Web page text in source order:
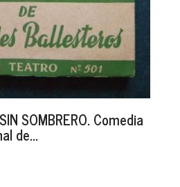
SOMBRERO. Comedia
de...